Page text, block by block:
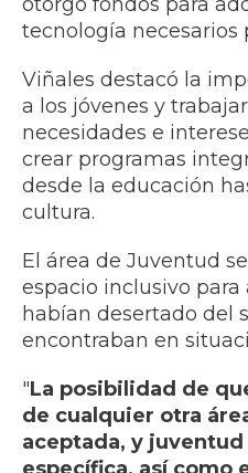
otorgó fondos para
tecnología necesarios
Viñales destacó la
a los jóvenes y
necesidades e
crear programas
desde la educación
cultura.
El área de Juventud
espacio inclusivo
habían desertado del
encontraban en
"La posibilidad de
de cualquier otra
aceptada, y juventud